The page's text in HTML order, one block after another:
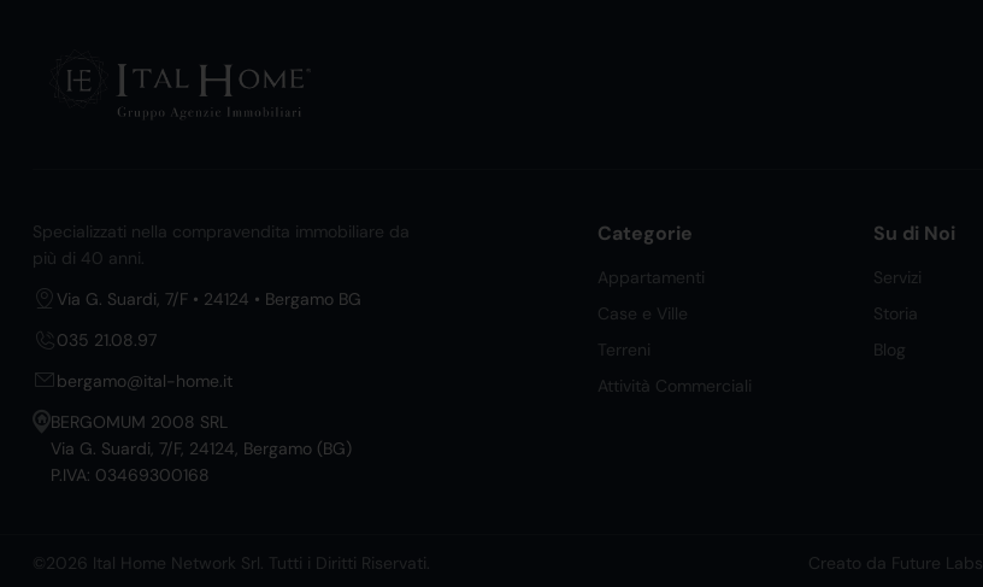
Specializzati nella compravendita immobiliare da
più di 40 anni.
Via G. Suardi, 7/F • 24124 • Bergamo BG
035 21.08.97
bergamo@ital-home.it
BERGOMUM 2008 SRL
Via G. Suardi, 7/F, 24124, Bergamo (BG)
P.IVA: 03469300168
Categorie
Appartamenti
Case e Ville
Terreni
Attività Commerciali
Su di Noi
Servizi
Storia
Blog
©2026 Ital Home Network Srl. Tutti i Diritti Riservati. Creato da Future Labs